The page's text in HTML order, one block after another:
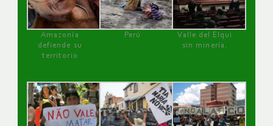
Amazonía
defiende su
territorio
Perú
Valle del Elqui
sin minería.